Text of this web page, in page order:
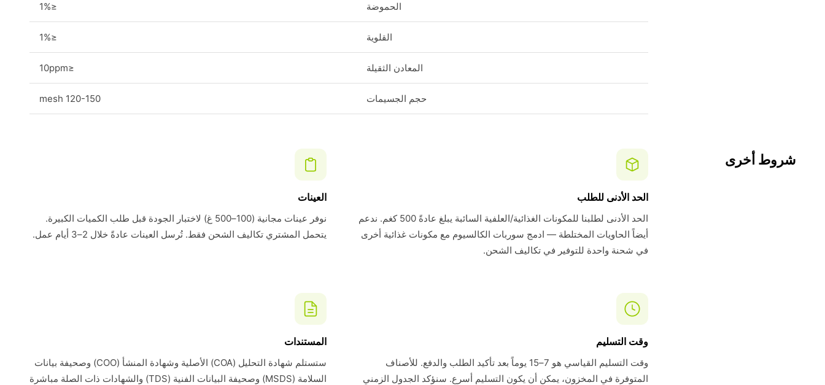
الحموضة ≤1%
القلوية ≤1%
المعادن الثقيلة ≤10ppm
حجم الجسيمات 120-150 mesh
شروط أخرى
الحد الأدنى للطلب
الحد الأدنى لطلبنا للمكونات الغذائية/العلفية السائبة يبلغ عادةً 500 كغم. ندعم
أيضاً الحاويات المختلطة — ادمج سوربات الكالسيوم مع مكونات غذائية أخرى
في شحنة واحدة للتوفير في تكاليف الشحن.
العينات
نوفر عينات مجانية (100–500 غ) لاختبار الجودة قبل طلب الكميات الكبيرة.
يتحمل المشتري تكاليف الشحن فقط. تُرسل العينات عادةً خلال 2–3 أيام عمل.
وقت التسليم
وقت التسليم القياسي هو 7–15 يوماً بعد تأكيد الطلب والدفع. للأصناف
المتوفرة في المخزون، يمكن أن يكون التسليم أسرع. سنؤكد الجدول الزمني
المستندات
ستستلم شهادة التحليل (COA) الأصلية وشهادة المنشأ (COO) وصحيفة بيانات
السلامة (MSDS) وصحيفة البيانات الفنية (TDS) والشهادات ذات الصلة مباشرة